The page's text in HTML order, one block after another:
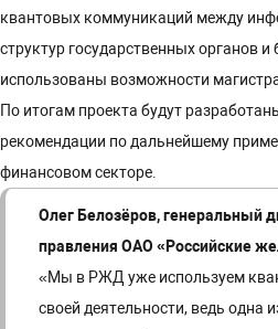
квантовых коммуникаций между
структур государственных органов
использованы возможности
По итогам проекта будут
рекомендации по дальнейшему
финансовом секторе.
Олег Белозёров, генеральный
правления ОАО «Российские
«Мы в РЖД уже используем
своей деятельности, ведь одна